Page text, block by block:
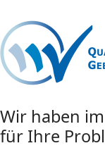
Wir haben
für Ihre